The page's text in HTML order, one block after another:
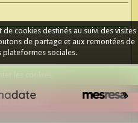
cookies destinés au suivi des visites
de partage et aux remontées de
plateformes sociales.
les cookies